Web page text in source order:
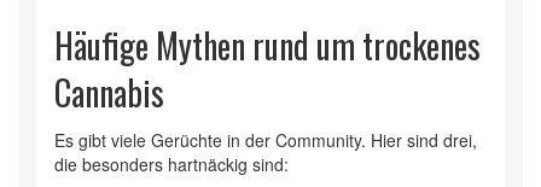
Häufige Mythen rund um trockenes
Cannabis
Es gibt viele Gerüchte in der Community. Hier sind drei,
die besonders hartnäckig sind: